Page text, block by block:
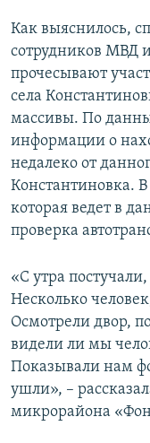
Как выяснилось,
сотрудников МВД
прочесывают
села
массивы. По
информации о
недалеко от
Константиновка.
которая ведет в
проверка
«С утра
Несколько
Осмотрели двор,
видели ли мы
Показывали нам
ушли», –
микрорайона